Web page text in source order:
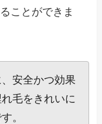
ことができま
安全かつ効果
毛をきれいに
。